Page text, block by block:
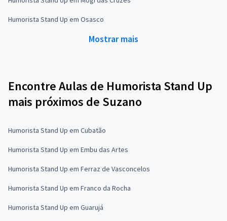
Humorista Stand Up em Osasco
Mostrar mais
Encontre Aulas de Humorista Stand Up
mais próximos de Suzano
Humorista Stand Up em Cubatão
Humorista Stand Up em Embu das Artes
Humorista Stand Up em Ferraz de Vasconcelos
Humorista Stand Up em Franco da Rocha
Humorista Stand Up em Guarujá